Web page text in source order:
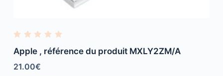
a
t
e
d
Apple , référence du produit MXLY2ZM/A
21.00€